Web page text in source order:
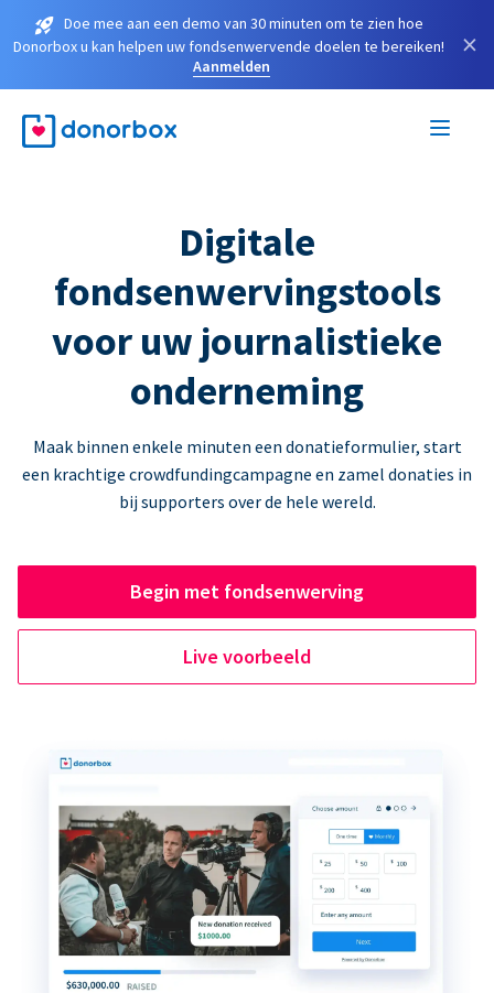
Doe mee aan een demo van 30 minuten om te zien hoe
Donorbox u kan helpen uw fondsenwervende doelen te bereiken!
Aanmelden
×
Digitale
fondsenwervingstools
voor uw journalistieke
onderneming
Maak binnen enkele minuten een donatieformulier, start
een krachtige crowdfundingcampagne en zamel donaties in
bij supporters over de hele wereld.
Begin met fondsenwerving
Live voorbeeld